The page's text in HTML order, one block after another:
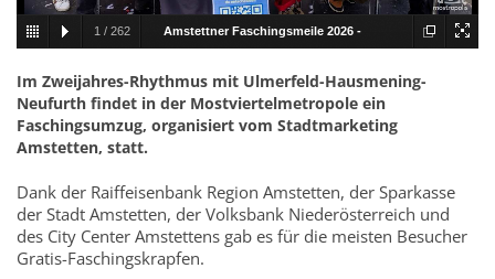
1 / 262 Amstettner Faschingsmeile 2026 -
Im Zweijahres-Rhythmus mit Ulmerfeld-Hausmening-
Neufurth findet in der Mostviertelmetropole ein
Faschingsumzug, organisiert vom Stadtmarketing
Amstetten, statt.
Dank der Raiffeisenbank Region Amstetten, der Sparkasse
der Stadt Amstetten, der Volksbank Niederösterreich und
des City Center Amstettens gab es für die meisten Besucher
Gratis-Faschingskrapfen.